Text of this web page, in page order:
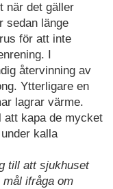
när det gäller
sedan länge
för att inte
I
återvinning av
Ytterligare en
lagrar värme.
att kapa de mycket
kalla
till att sjukhuset
ifråga om